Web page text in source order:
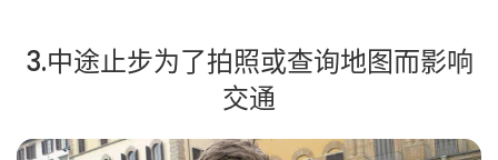
3.中途止步为了拍照或查询地图而影响
交通